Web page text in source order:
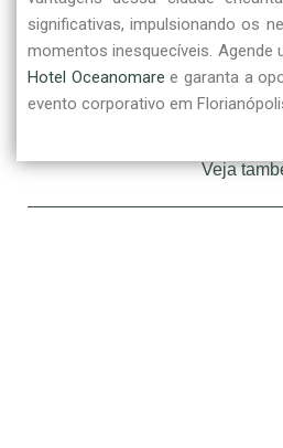
significativas, impulsionando os
momentos inesquecíveis. Agende
Hotel Oceanomare e garanta a
evento corporativo em
Veja